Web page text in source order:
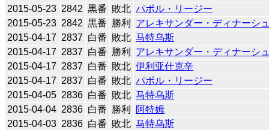
2015-05-23 2842 黒番 敗北 パボル・リージー
2015-05-23 2842 黒番 勝利
アレキサンダー・ディナーシ
2015-04-17 2837 白番 敗北 马特乌斯
2015-04-17 2837 白番 勝利
アレキサンダー・ディナーシ
2015-04-17 2837 白番 敗北 伊利亚什克辛
2015-04-17 2837 白番 敗北 パボル・リージー
2015-04-05 2836 白番 敗北 马特乌斯
2015-04-04 2836 白番 勝利
阿特姆
2015-04-03 2836 白番 敗北 马特乌斯